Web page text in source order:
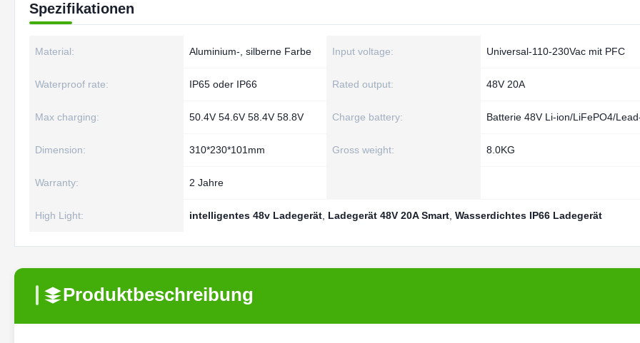
Spezifikationen
Material: Aluminium-, silberne Farbe Input voltage: Universal-110-230Vac mit PFC
Waterproof rate: IP65 oder IP66 Rated output: 48V 20A
Max charging: 50.4V 54.6V 58.4V 58.8V Charge battery: Batterie 48V Li-ion/LiFePO4/
Dimension: 310*230*101mm Gross weight: 8.0KG
Warranty: 2 Jahre
High Light: intelligentes 48v Ladegerät Ladegerät 48V 20A Smart Wasserdichtes IP66 Ladegerät
Produktbeschreibung